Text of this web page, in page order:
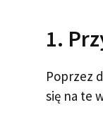
1.
Poprzez
się na te